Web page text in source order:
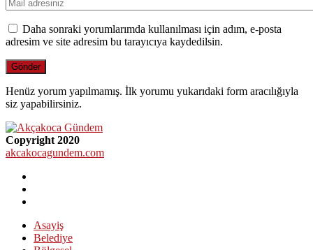
Daha sonraki yorumlarımda kullanılması için adım, e-posta
adresim ve site adresim bu tarayıcıya kaydedilsin.
Henüz yorum yapılmamış. İlk yorumu yukarıdaki form aracılığıyla
siz yapabilirsiniz.
Copyright 2020
akcakocagundem.com
Asayiş
Belediye